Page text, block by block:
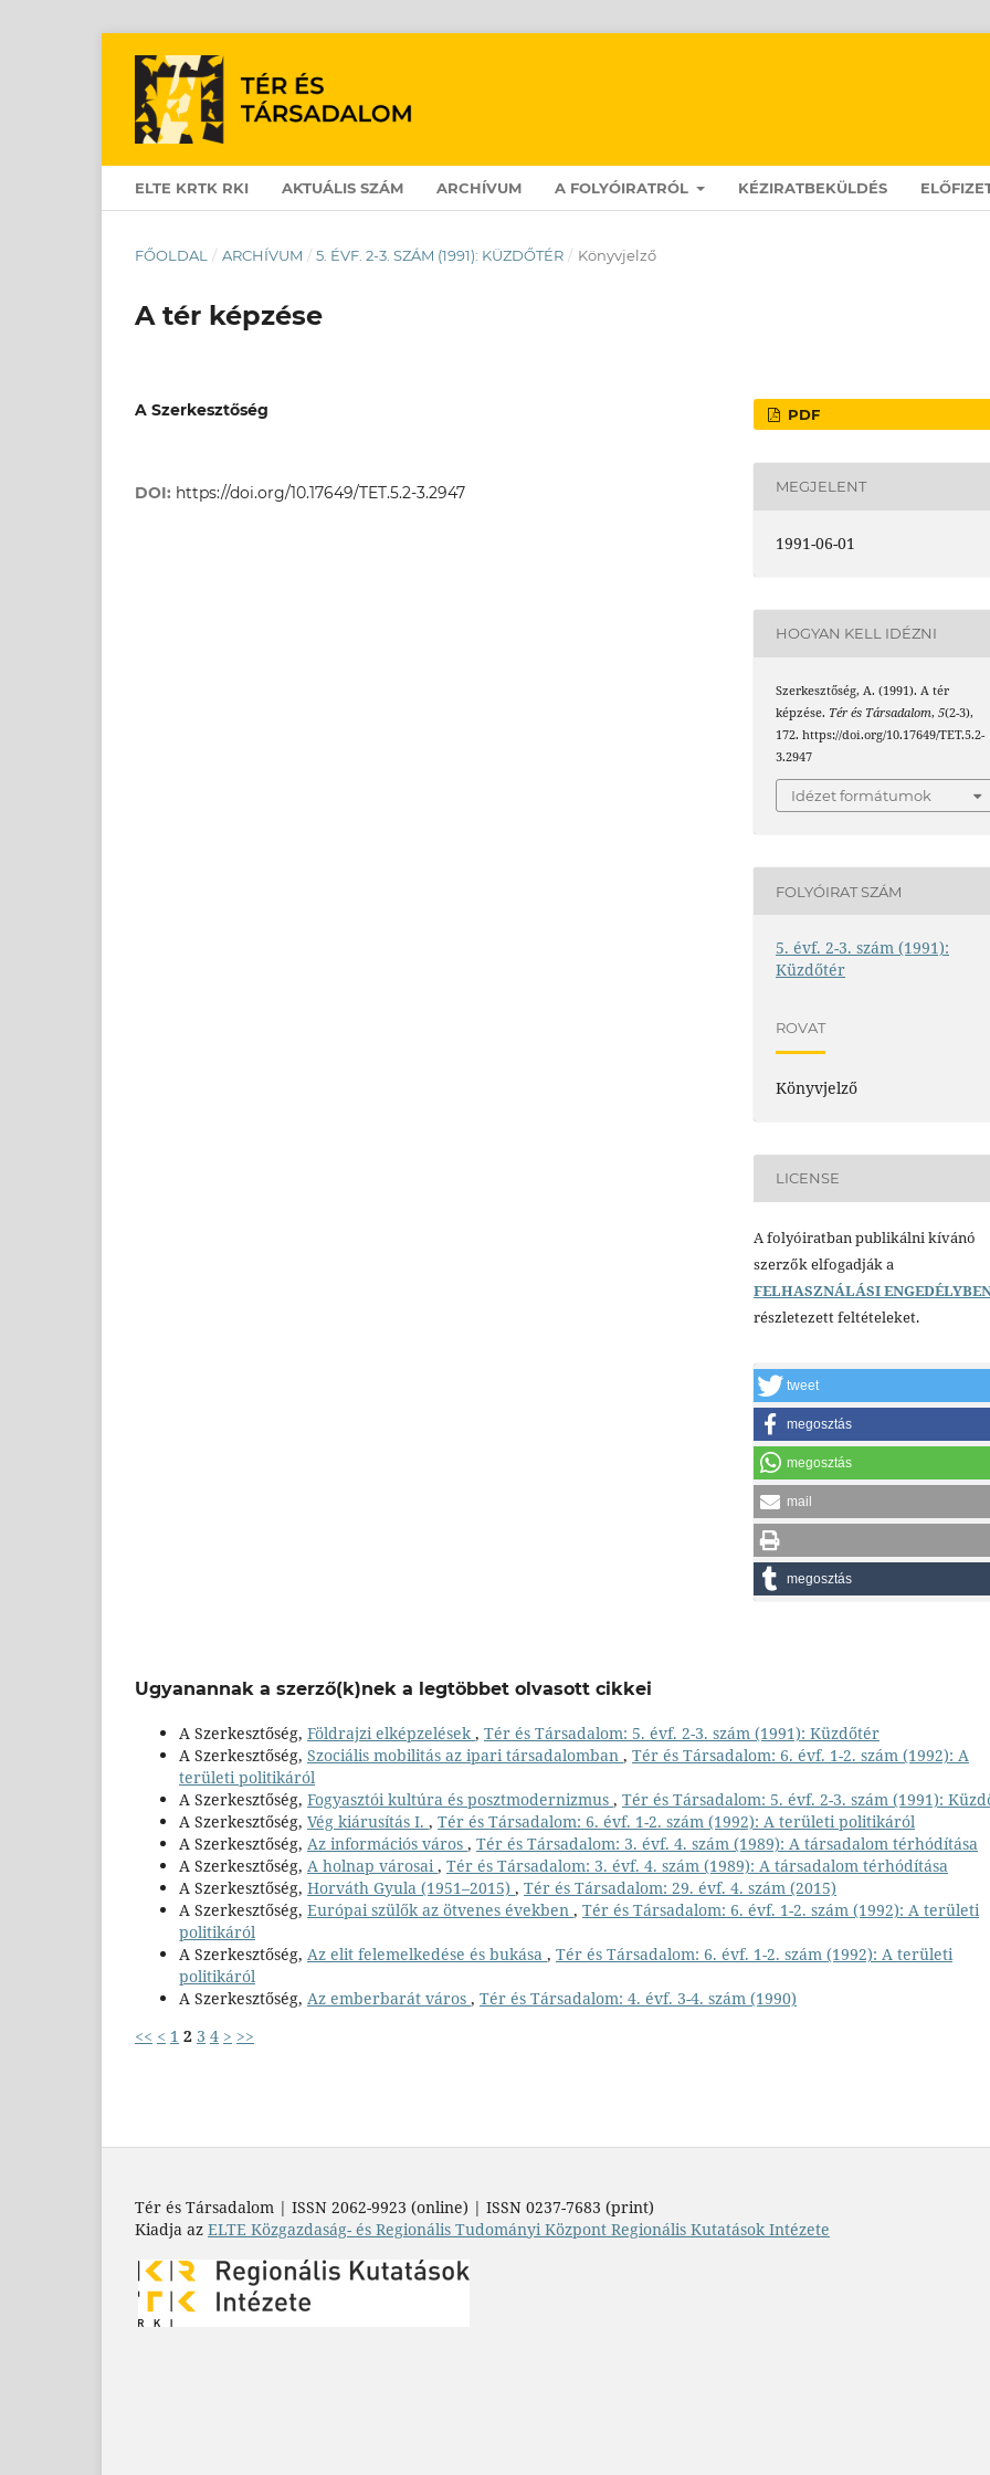
ELTE KRTK RKI AKTUÁLIS SZÁM ARCHÍVUM A FOLYÓIRATRÓL KÉZIRATBEKÜLDÉS
FŐOLDAL / ARCHÍVUM / 5. ÉVF. 2-3. SZÁM (1991): KÜZDŐTÉR / Könyvjelző
A tér képzése
A Szerkesztőség
DOI: https://doi.org/10.17649/TET.5.2-3.2947
PDF
MEGJELENT
1991-06-01
HOGYAN KELL IDÉZNI
Szerkesztőség, A. (1991). A tér
képzése. Tér és Társadalom,5(2-3),
172. https://doi.org/10.17649/TET.5.2-
3.2947
Idézet formátumok
FOLYÓIRAT SZÁM
5. évf. 2-3. szám (1991):
Küzdőtér
ROVAT
Könyvjelző
LICENSE
A folyóiratban publikálni kívánó
szerzők elfogadják a
FELHASZNÁLÁSI
részletezett feltételeket.
tweet
megosztás
megosztás
mail
megosztás
Ugyanannak a szerző(k)nek a legtöbbet olvasott cikkei
A Szerkesztőség, Földrajzi elképzelések , Tér és Társadalom: 5. évf. 2-3. szám (1991): Küzdőtér
A Szerkesztőség, Szociális mobilitás az ipari társadalomban , Tér és Társadalom: 6. évf. 1-2. szám (1992): A
területi politikáról
A Szerkesztőség, Fogyasztói kultúra és posztmodernizmus , Tér és Társadalom: 5. évf. 2-3. szám (1991):
A Szerkesztőség, Vég kiárusítás I. , Tér és Társadalom: 6. évf. 1-2. szám (1992): A területi politikáról
A Szerkesztőség, Az információs város , Tér és Társadalom: 3. évf. 4. szám (1989): A társadalom térhódítása
A Szerkesztőség, A holnap városai , Tér és Társadalom: 3. évf. 4. szám (1989): A társadalom térhódítása
A Szerkesztőség, Horváth Gyula (1951–2015) , Tér és Társadalom: 29. évf. 4. szám (2015)
A Szerkesztőség, Európai szülők az ötvenes években , Tér és Társadalom: 6. évf. 1-2. szám (1992): A területi
politikáról
A Szerkesztőség, Az elit felemelkedése és bukása , Tér és Társadalom: 6. évf. 1-2. szám (1992): A területi
politikáról
A Szerkesztőség, Az emberbarát város , Tér és Társadalom: 4. évf. 3-4. szám (1990)
<< < 1 2 3 4 > >>
Tér és Társadalom | ISSN 2062-9923 (online) | ISSN 0237-7683 (print)
Kiadja az ELTE Közgazdaság- és Regionális Tudományi Központ Regionális Kutatások Intézete